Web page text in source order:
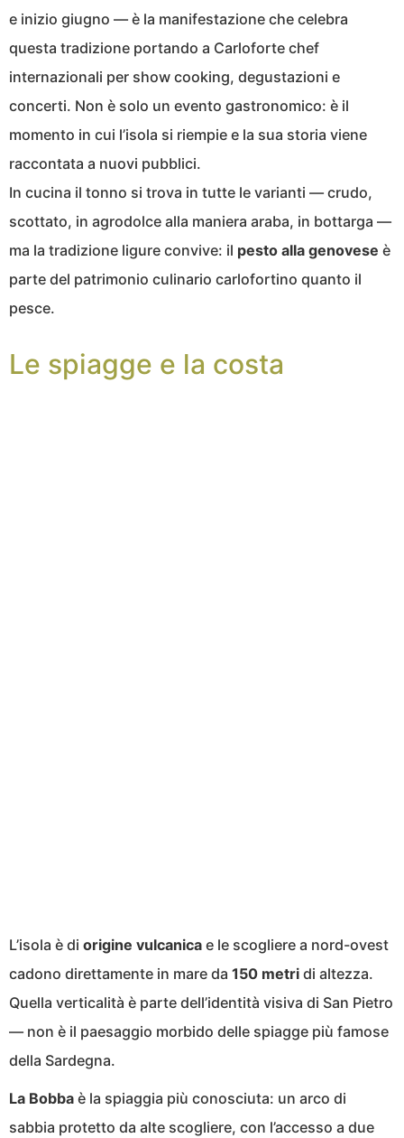
e inizio giugno — è la manifestazione che celebra
questa tradizione portando a Carloforte chef
internazionali per show cooking, degustazioni e
concerti. Non è solo un evento gastronomico: è il
momento in cui l’isola si riempie e la sua storia viene
raccontata a nuovi pubblici.
In cucina il tonno si trova in tutte le varianti — crudo,
scottato, in agrodolce alla maniera araba, in bottarga —
ma la tradizione ligure convive: il pesto alla genovese è
parte del patrimonio culinario carlofortino quanto il
pesce.
Le spiagge e la costa
L’isola è di origine vulcanica e le scogliere a nord-ovest
cadono direttamente in mare da 150 metri di altezza.
Quella verticalità è parte dell’identità visiva di San Pietro
— non è il paesaggio morbido delle spiagge più famose
della Sardegna.
La Bobba è la spiaggia più conosciuta: un arco di
sabbia protetto da alte scogliere, con l’accesso a due